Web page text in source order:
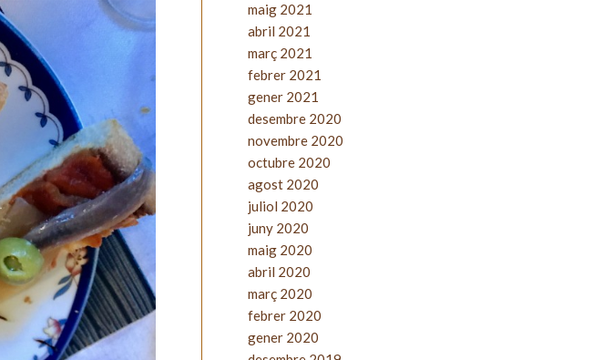
maig 2021
abril 2021
març 2021
febrer 2021
gener 2021
desembre 2020
novembre 2020
octubre 2020
agost 2020
juliol 2020
juny 2020
maig 2020
abril 2020
març 2020
febrer 2020
gener 2020